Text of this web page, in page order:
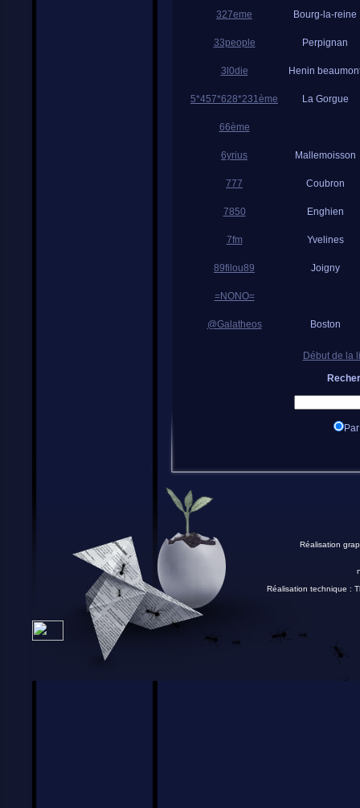
327eme Bourg-la-reine
33people Perpignan
3l0die Henin
5*457*628*231ème La Gorgue
66ème
6yrius Mallemoisson
777 Coubron
7850 Enghien
7fm Yvelines
89filou89 Joigny
=NONO=
@Galatheos Boston
Début de la
Réalisation
Réalisation technique :